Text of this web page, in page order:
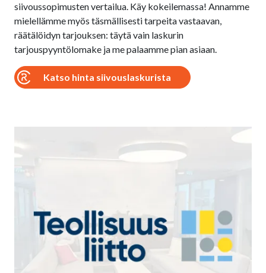
siivoussopimusten vertailua. Käy kokeilemassa! Annamme
mielellämme myös täsmällisesti tarpeita vastaavan,
räätälöidyn tarjouksen: täytä vain laskurin
tarjouspyyntölomake ja me palaamme pian asiaan.
Katso hinta siivouslaskurista